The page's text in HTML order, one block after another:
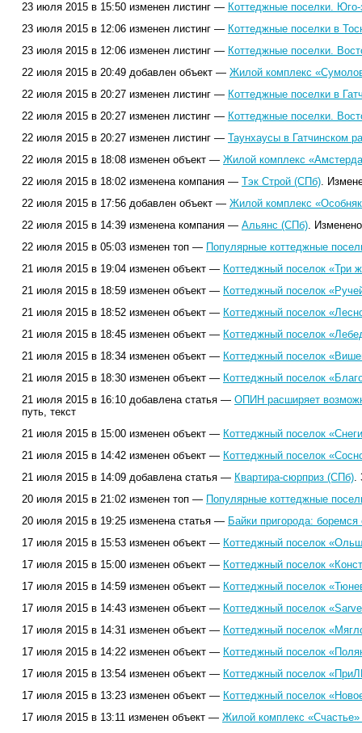
23 июля 2015 в 15:50 изменен листинг — Коттеджные поселки.
23 июля 2015 в 12:06 изменен листинг — Коттеджные поселки в
23 июля 2015 в 12:06 изменен листинг — Коттеджные поселки.
22 июля 2015 в 20:49 добавлен объект — Жилой комплекс
22 июля 2015 в 20:27 изменен листинг — Коттеджные поселки в
22 июля 2015 в 20:27 изменен листинг — Коттеджные поселки.
22 июля 2015 в 20:27 изменен листинг — Таунхаусы в Гатчинском
22 июля 2015 в 18:08 изменен объект — Жилой комплекс
22 июля 2015 в 18:02 изменена компания — Тэк Строй (СПб).
22 июля 2015 в 17:56 добавлен объект — Жилой комплекс
22 июля 2015 в 14:39 изменена компания — Альянс (СПб).
22 июля 2015 в 05:03 изменен топ — Популярные коттеджные
21 июля 2015 в 19:04 изменен объект — Коттеджный поселок «Три
21 июля 2015 в 18:59 изменен объект — Коттеджный поселок
21 июля 2015 в 18:52 изменен объект — Коттеджный поселок
21 июля 2015 в 18:45 изменен объект — Коттеджный поселок
21 июля 2015 в 18:34 изменен объект — Коттеджный поселок
21 июля 2015 в 18:30 изменен объект — Коттеджный поселок
21 июля 2015 в 16:10 добавлена статья — ОПИН расширяет
путь, текст
21 июля 2015 в 15:00 изменен объект — Коттеджный поселок
21 июля 2015 в 14:42 изменен объект — Коттеджный поселок
21 июля 2015 в 14:09 добавлена статья — Квартира-сюрприз (СПб).
20 июля 2015 в 21:02 изменен топ — Популярные коттеджные
20 июля 2015 в 19:25 изменена статья — Байки пригорода:
17 июля 2015 в 15:53 изменен объект — Коттеджный поселок
17 июля 2015 в 15:00 изменен объект — Коттеджный поселок
17 июля 2015 в 14:59 изменен объект — Коттеджный поселок
17 июля 2015 в 14:43 изменен объект — Коттеджный поселок
17 июля 2015 в 14:31 изменен объект — Коттеджный поселок
17 июля 2015 в 14:22 изменен объект — Коттеджный поселок
17 июля 2015 в 13:54 изменен объект — Коттеджный поселок
17 июля 2015 в 13:23 изменен объект — Коттеджный поселок
17 июля 2015 в 13:11 изменен объект — Жилой комплекс